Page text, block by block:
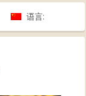
语言: